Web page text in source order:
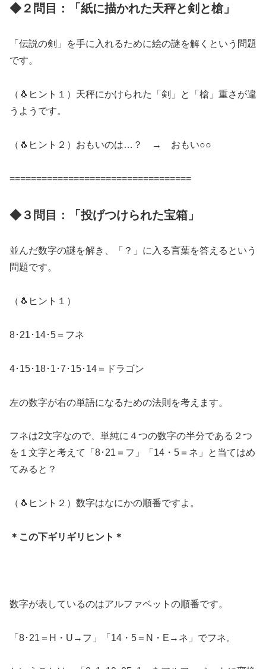
◆２問目：「紙に描かれた天秤と剣と槍」
「伝説の剣」を手に入れるために絵の謎を解くという問題
です。
（🐧ヒント１）天秤にかけられた「剣」と「槍」重さが違
うようです。
（🐧ヒント２）おもいのは…？ → おもい○○
==================================
◆３問目：「投げつけられた宝箱」
並んだ数字の謎を解き、「？」に入る言葉を答えるという
問題です。
（🐧ヒント１）
8･21･14･5＝フネ
4･15･18･1･7･15･14＝ドラゴン
左の数字が右の単語になるための法則を考えます。
フネは2文字なので、単純に４つの数字の半分である２つ
を１文字と考えて「8･21＝フ」「14・5＝ネ」と当てはめ
てみると？
（🐧ヒント２）数字はなにかの順番ですよ。
＊この下ギリギリヒント＊
数字が表しているのはアルファベットの順番です。
「8･21＝H・U→フ」「14・5＝N・E→ネ」でフネ。